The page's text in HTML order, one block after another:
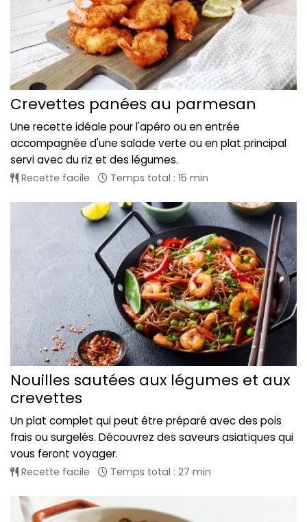
Crevettes panées au parmesan
Une recette idéale pour l'apéro ou en entrée
accompagnée d'une salade verte ou en plat principal
servi avec du riz et des légumes.
Recette facile Temps total : 15 min
Nouilles sautées aux légumes et aux
crevettes
Un plat complet qui peut être préparé avec des pois
frais ou surgelés. Découvrez des saveurs asiatiques qui
vous feront voyager.
Recette facile Temps total : 27 min